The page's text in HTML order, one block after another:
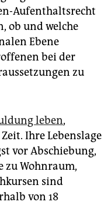
Aufenthaltsrecht
ob und welche
Ebene
bei der
zu
leben,
Ihre Lebenslage
vor Abschiebung,
zu Wohnraum,
sind
von 18